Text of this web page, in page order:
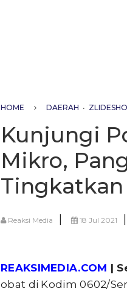
HOME DAERAH •
Kunjungi
Mikro,
Tingkatkan
Reaksi Media 18 Jul 2021
REAKSIMEDIA.COM |
obat di Kodim 0602/